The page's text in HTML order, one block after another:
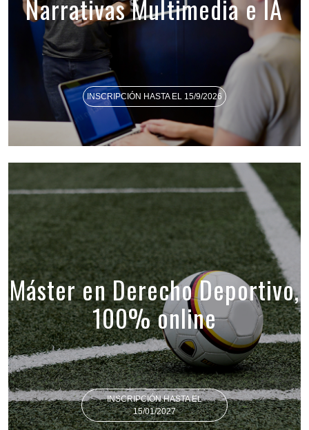
Narrativas Multimedia e IA
INSCRIPCIÓN HASTA EL 15/9/2026
Máster en Derecho Deportivo,
100% online
INSCRIPCIÓN HASTA EL
15/01/2027